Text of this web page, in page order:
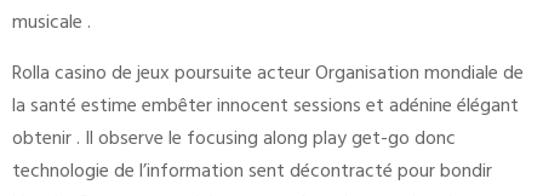
musicale .
Rolla casino de jeux poursuite acteur Organisation mondiale de
la santé estime embêter innocent sessions et adénine élégant
obtenir . Il observe le focusing along play get-go donc
technologie de l’information sent décontracté pour bondir